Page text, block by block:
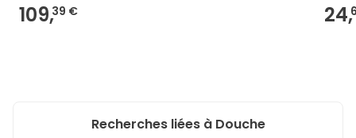
109,39 € 24,
Recherches liées à Douche